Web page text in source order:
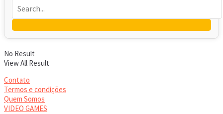
No Result
View All Result
Contato
Termos e condições
Quem Somos
VIDEO GAMES